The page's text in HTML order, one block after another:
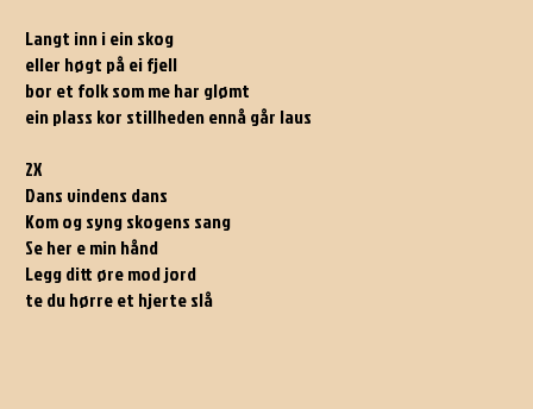
Langt inn i ein skog
eller høgt på ei fjell
bor et folk som me har glømt
ein plass kor stillheden ennå går laus
2X
Dans vindens dans
Kom og syng skogens sang
Se her e min hånd
Legg ditt øre mod jord
te du hørre et hjerte slå